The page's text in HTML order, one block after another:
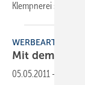
Klempnerei sowie
WERBEARTIKEL
Mit dem
05.05.2011 -